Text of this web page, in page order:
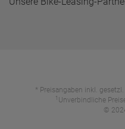
* Preisangaben inkl.
1 Unverbindliche
©